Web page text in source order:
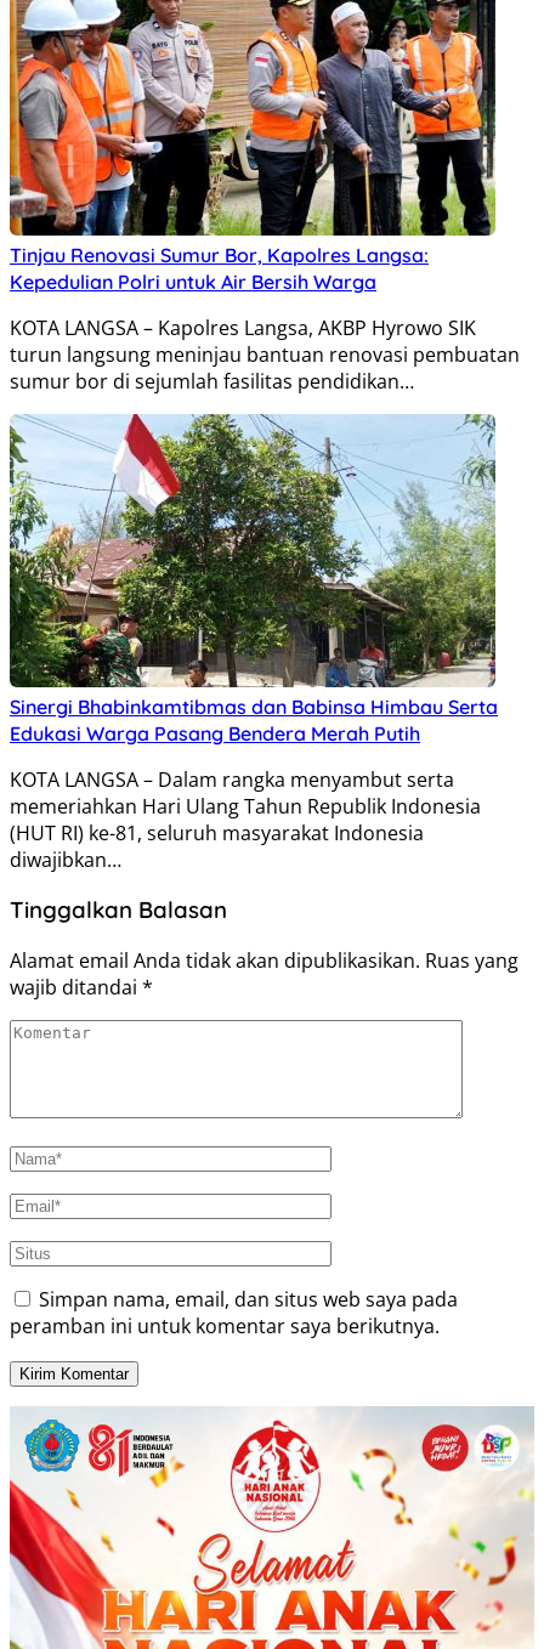
Tinjau Renovasi Sumur Bor, Kapolres Langsa:
Kepedulian Polri untuk Air Bersih Warga
KOTA LANGSA – Kapolres Langsa, AKBP Hyrowo SIK
turun langsung meninjau bantuan renovasi pembuatan
sumur bor di sejumlah fasilitas pendidikan…
Sinergi Bhabinkamtibmas dan Babinsa Himbau Serta
Edukasi Warga Pasang Bendera Merah Putih
KOTA LANGSA – Dalam rangka menyambut serta
memeriahkan Hari Ulang Tahun Republik Indonesia
(HUT RI) ke-81, seluruh masyarakat Indonesia
diwajibkan…
Tinggalkan Balasan
Alamat email Anda tidak akan dipublikasikan. Ruas yang
wajib ditandai *
Simpan nama, email, dan situs web saya pada
peramban ini untuk komentar saya berikutnya.